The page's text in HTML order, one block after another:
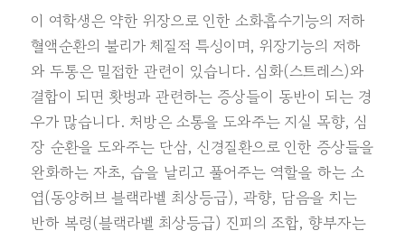
이 여학생은 약한 위장으로 인한 소화흡수기능의 저하
혈액순환의 불리가 체질적 특성이며, 위장기능의 저하
와 두통은 밀접한 관련이 있습니다. 심화(스트레스)와
결합이 되면 홧병과 관련하는 증상들이 동반이 되는 경
우가 많습니다. 처방은 소통을 도와주는 지실 목향, 심
장 순환을 도와주는 단삼, 신경질환으로 인한 증상들을
완화하는 자초, 습을 날리고 풀어주는 역할을 하는 소
엽(동양허브 블랙라벨 최상등급), 곽향, 담음을 치는
반하 복령(블랙라벨 최상등급) 진피의 조합, 향부자는